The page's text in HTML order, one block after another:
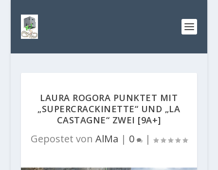
LAURA ROGORA PUNKTET MIT
„SUPERCRACKINETTE“ UND „LA
CASTAGNE“ ZWEI [9A+]
Gepostet von AlMa | 0 |